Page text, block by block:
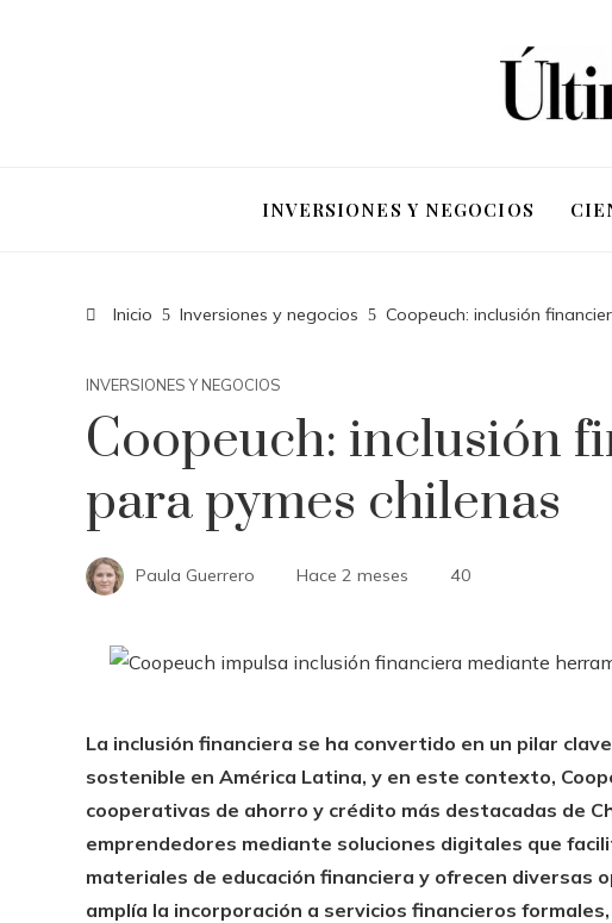
INVERSIONES Y NEGOCIOS
Inicio Inversiones y negocios Coopeuch: inclusión
INVERSIONES Y NEGOCIOS
Coopeuch: inclusión
para pymes chilenas
Paula Guerrero Hace 2 meses 40
La inclusión financiera se ha convertido en un pilar
sostenible en América Latina, y en este contexto,
cooperativas de ahorro y crédito más destacadas de
emprendedores mediante soluciones digitales que
materiales de educación financiera y ofrecen diversas
amplía la incorporación a servicios financieros